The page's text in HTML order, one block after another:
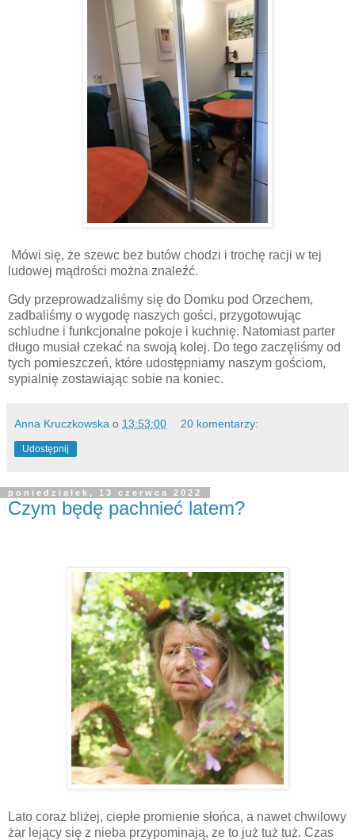
Mówi się, że szewc bez butów chodzi i trochę racji w tej
ludowej mądrości można znaleźć.
Gdy przeprowadzaliśmy się do Domku pod Orzechem,
zadbaliśmy o wygodę naszych gości, przygotowując
schludne i funkcjonalne pokoje i kuchnię. Natomiast parter
długo musiał czekać na swoją kolej. Do tego zaczęliśmy od
tych pomieszczeń, które udostępniamy naszym gościom,
sypialnię zostawiając sobie na koniec.
Anna Kruczkowska o 13:53:00 20 komentarzy:
Udostępnij
poniedziałek, 13 czerwca 2022
Czym będę pachnieć latem?
Lato coraz bliżej, ciepłe promienie słońca, a nawet chwilowy
żar lejący się z nieba przypominają, ze to już tuż tuż. Czas